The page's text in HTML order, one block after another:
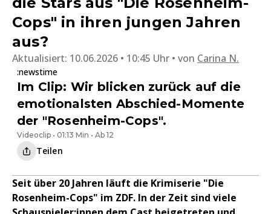
Cops" in ihren jungen Jahren
aus?
Aktualisiert: 10.06.2026 • 10:45 Uhr von Carina N.
:newstime
Im Clip: Wir blicken zurück auf die
emotionalsten Abschied-Momente
der "Rosenheim-Cops".
Videoclip • 01:13 Min • Ab 12
Teilen
Seit über 20 Jahren läuft die Krimiserie "Die
Rosenheim-Cops" im ZDF. In der Zeit sind viele